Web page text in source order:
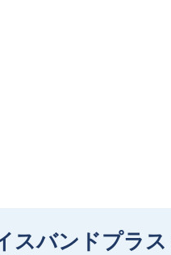
スバンドプラ